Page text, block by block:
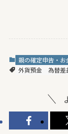
親の確定申告・お
外貨預金
為替差